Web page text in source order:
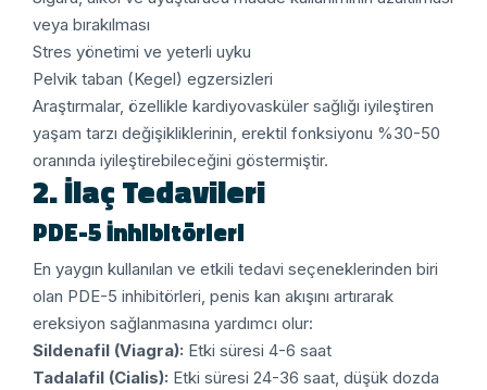
veya bırakılması
Stres yönetimi ve yeterli uyku
Pelvik taban (Kegel) egzersizleri
Araştırmalar, özellikle kardiyovasküler sağlığı iyileştiren
yaşam tarzı değişikliklerinin, erektil fonksiyonu %30-50
oranında iyileştirebileceğini göstermiştir.
2. İlaç Tedavileri
PDE-5 İnhibitörleri
En yaygın kullanılan ve etkili tedavi seçeneklerinden biri
olan PDE-5 inhibitörleri, penis kan akışını artırarak
ereksiyon sağlanmasına yardımcı olur:
Sildenafil (Viagra): Etki süresi 4-6 saat
Tadalafil (Cialis): Etki süresi 24-36 saat, düşük dozda